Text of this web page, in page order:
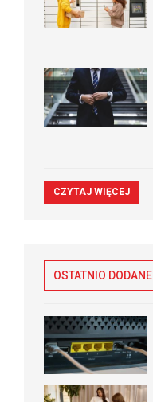
CZYTAJ WIĘCEJ
OSTATNIO DODANE